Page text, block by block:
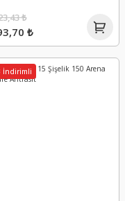
₺
₺
İndirimli